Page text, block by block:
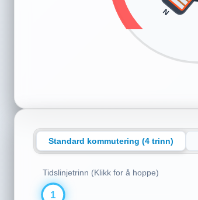
N
Standard kommutering (4 trinn)
Tidslinjetrinn (Klikk for å hoppe)
1